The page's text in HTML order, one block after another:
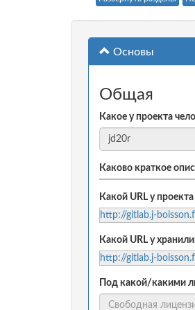
Основы
Общая
Какое у проекта
Каково краткое
Какой URL у
http://gitlab.j-
Какой URL у
http://gitlab.j-
Под какой/какими